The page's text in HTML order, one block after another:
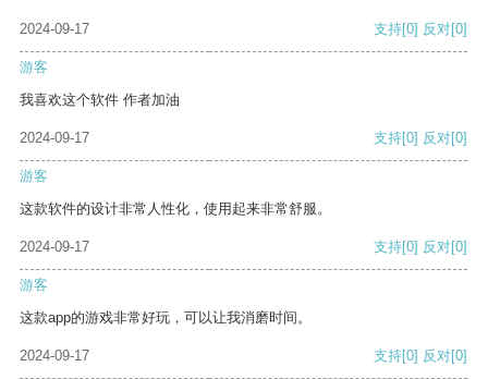
2024-09-17 支持[0] 反对[0]
游客
我喜欢这个软件 作者加油
2024-09-17 支持[0] 反对[0]
游客
这款软件的设计非常人性化，使用起来非常舒服。
2024-09-17 支持[0] 反对[0]
游客
这款app的游戏非常好玩，可以让我消磨时间。
2024-09-17 支持[0] 反对[0]